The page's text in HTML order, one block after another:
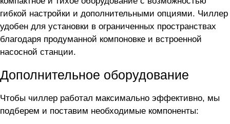
гибкой настройки и дополнительными опциями. Чиллер
удобен для установки в ограниченных пространствах
благодаря продуманной компоновке и встроенной
насосной станции.
Дополнительное оборудование
Чтобы чиллер работал максимально эффективно, мы
подберем и поставим необходимые компоненты: